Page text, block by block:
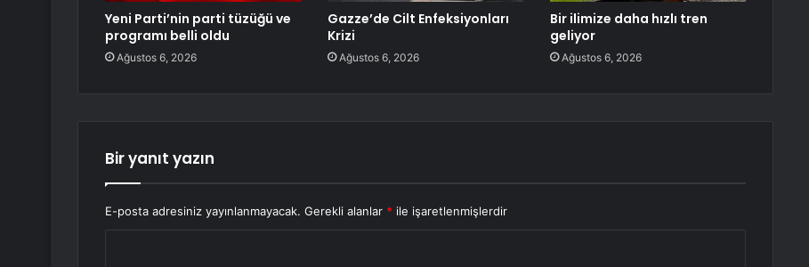
Yeni Parti’nin parti tüzüğü ve
programı belli oldu
Ağustos 6, 2026
Gazze’de Cilt Enfeksiyonları
Krizi
Ağustos 6, 2026
Bir ilimize daha hızlı tren
geliyor
Ağustos 6, 2026
Bir yanıt yazın
E-posta adresiniz yayınlanmayacak. Gerekli alanlar * ile işaretlenmişlerdir